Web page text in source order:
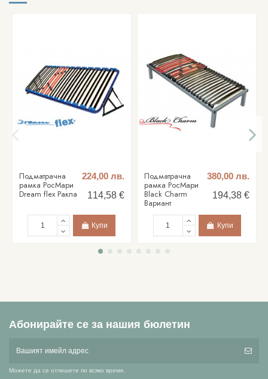
Подматрачна
рамка РосМари
Dream flex Ракла
224,00 лв.
114,58 €
Купи
Подматрачна
рамка РосМари
Black Charm
Вариант
380,00 лв.
194,38 €
Купи
Абонирайте се за нашия бюлетин
Можете да се отпишете по всяко време.